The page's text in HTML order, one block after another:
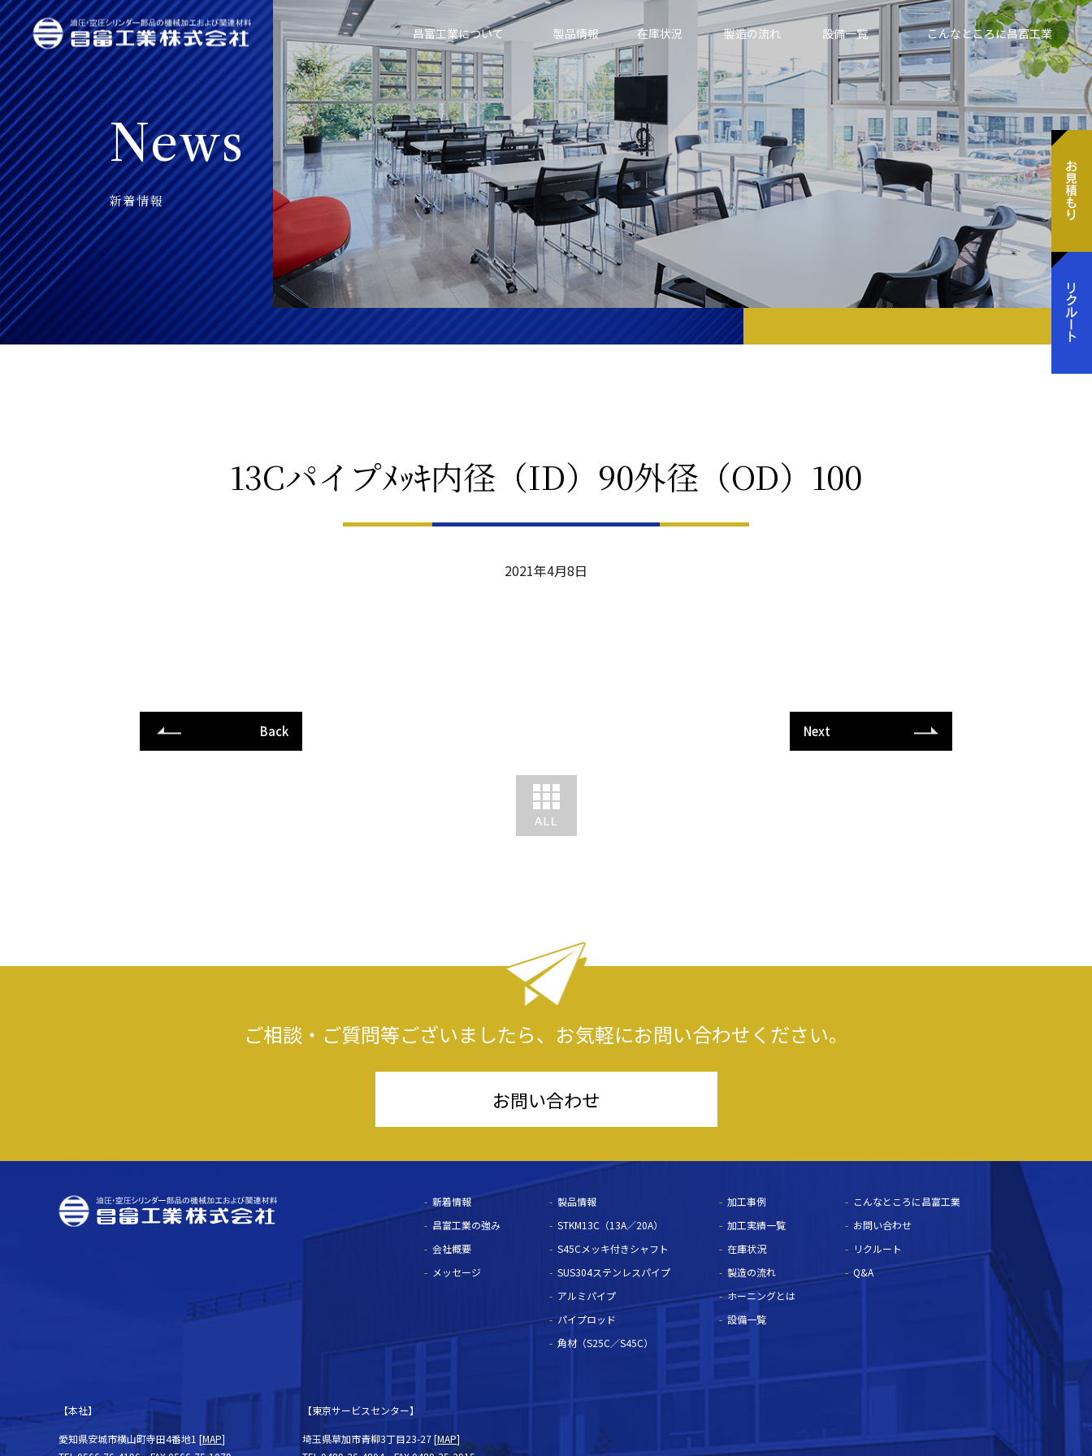
昌富工業について 製品情報 在庫状況 製造の流れ 設備一覧 こんなところに昌富工業
News
新着情報
13Cパイプﾒｯｷ内径（ID）90外径（OD）100
2021年4月8日
Back Next
ご相談・ご質問等ございましたら、 お気軽にお問い合わせください。
お問い合わせ
新着情報
昌富工業の強み
会社概要
メッセージ
製品情報
STKM13C（13A／20A）
S45Cメッキ付きシャフト
SUS304ステンレスパイプ
アルミパイプ
パイプロッド
角材（S25C／S45C）
加工事例
加工実績一覧
在庫状況
製造の流れ
ホーニングとは
設備一覧
こんなところに昌富工業
お問い合わせ
リクルート
Q&A
【本社】
愛知県安城市横山町寺田4番地1 [MAP]
【東京サービスセンター】
埼玉県草加市青柳3丁目23-27 [MAP]